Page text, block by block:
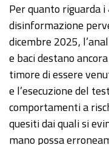
Per quanto riguarda
disinformazione
dicembre 2025,
e baci destano
timore di essere
e l’esecuzione del
comportamenti a
quesiti dai quali si
mano possa